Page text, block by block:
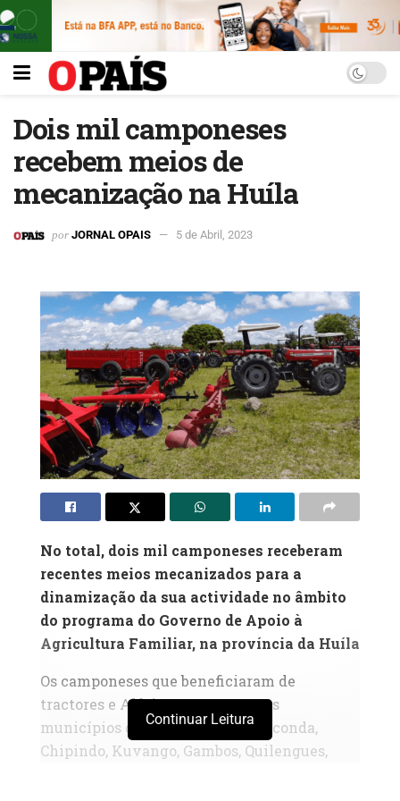
Dois mil camponeses
recebem meios de
mecanização na Huíla
por JORNAL OPAIS 5 de Abril, 2023
No total, dois mil camponeses receberam
recentes meios mecanizados para a
dinamização da sua actividade no âmbito
do programa do Governo de Apoio à
Agricultura Familiar, na província da Huíla
Os camponeses que beneficiaram de
tractores e Alfaias pertencem aos
municípios da Matala, Jamba, Caconda,
Chipindo, Kuvango, Gambos, Quilengues,
Continuar Leitura